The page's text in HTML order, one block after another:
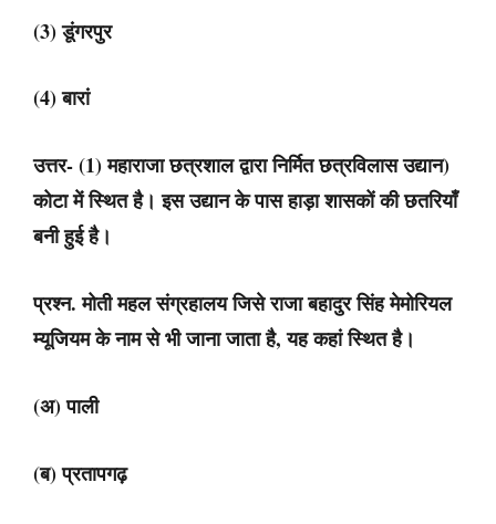
(3) डूंगरपुर
(4) बारां
उत्तर- (1) महाराजा छत्रशाल द्वारा निर्मित छत्रविलास उद्यान)
कोटा में स्थित है। इस उद्यान के पास हाड़ा शासकों की छतरियाँ
बनी हुई है।
प्रश्न. मोती महल संग्रहालय जिसे राजा बहादुर सिंह मेमोरियल
म्यूजियम के नाम से भी जाना जाता है, यह कहां स्थित है।
(अ) पाली
(ब) प्रतापगढ़